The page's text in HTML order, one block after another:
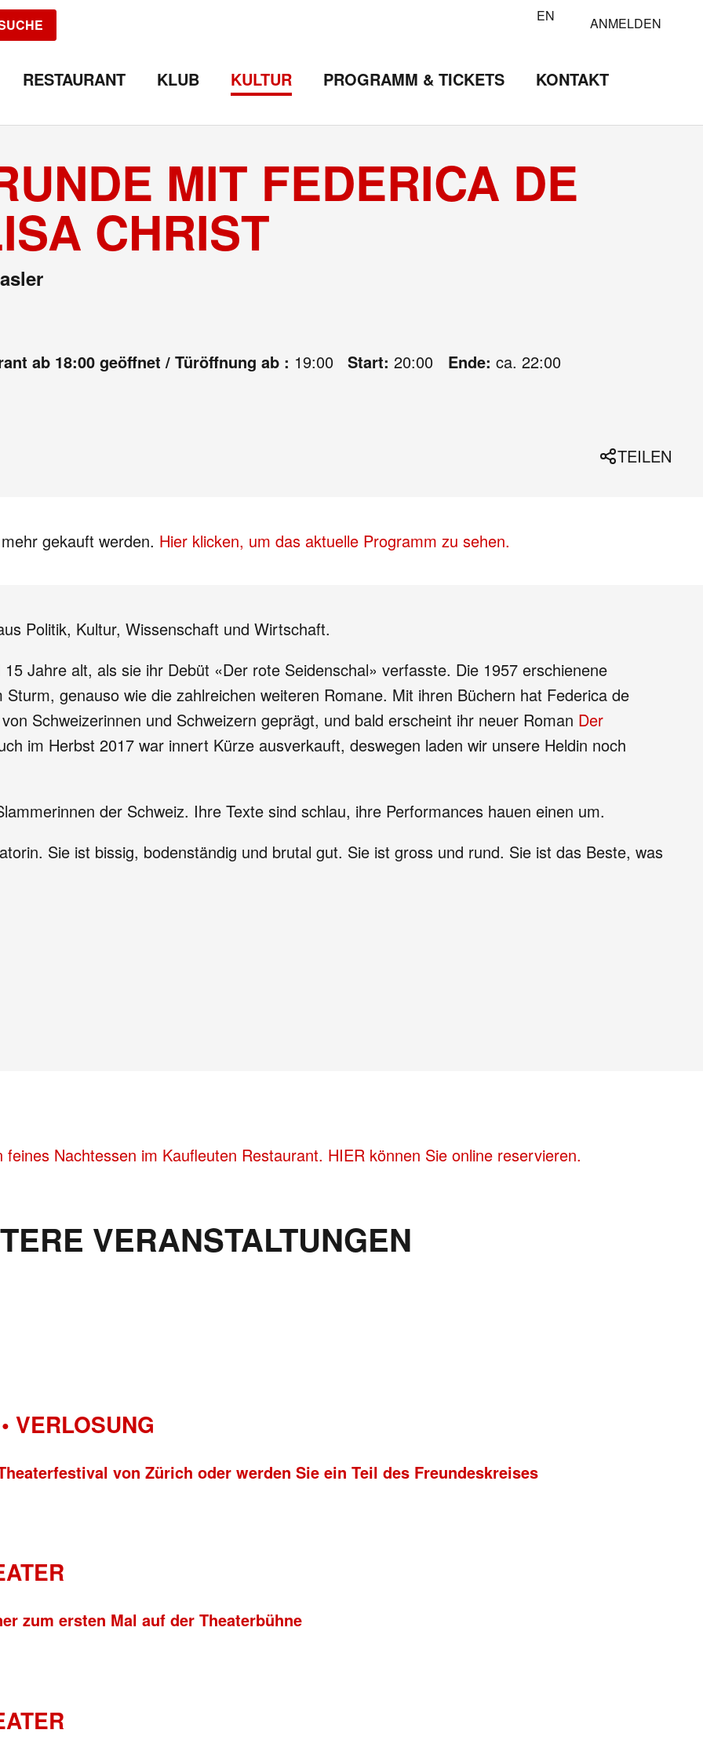
EN ANMELDEN
RESTAURANT KLUB KULTUR PROGRAMM & TICKETS KONTAKT
MIT FEDERICA DE
CHRIST
ab 18:00 geöffnet / Türöffnung ab : 19:00 Start: 20:00 Ende: ca. 22:00
TEILEN
gekauft werden. Hier klicken, um das aktuelle Programm zu sehen.
Politik, Kultur, Wissenschaft und Wirtschaft.
Jahre alt, als sie ihr Debüt «Der rote Seidenschal» verfasste. Die 1957 erschienene
genauso wie die zahlreichen weiteren Romane. Mit ihren Büchern hat Federica de
Schweizerinnen und Schweizern geprägt, und bald erscheint ihr neuer Roman Der
im Herbst 2017 war innert Kürze ausverkauft, deswegen laden wir unsere Heldin noch
der Schweiz. Ihre Texte sind schlau, ihre Performances hauen einen um.
Sie ist bissig, bodenständig und brutal gut. Sie ist gross und rund. Sie ist das Beste, was
Nachtessen im Kaufleuten Restaurant. HIER können Sie online reservieren.
VERANSTALTUNGEN
VERLOSUNG
von Zürich oder werden Sie ein Teil des Freundeskreises
zum ersten Mal auf der Theaterbühne